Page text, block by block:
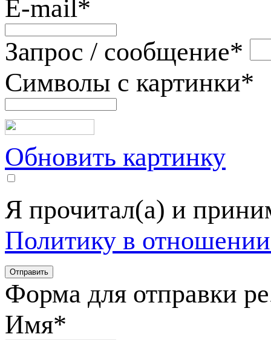
E-mail*
Запрос / сообщение*
Символы с картинки*
Обновить картинку
Я прочитал(а) и
Политику в
Форма для отправки
Имя*